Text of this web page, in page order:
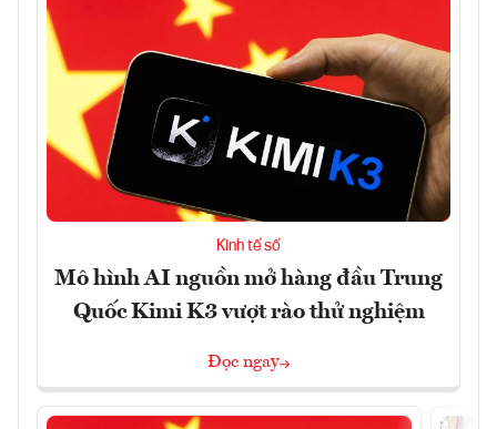
Kinh tế số
Mô hình AI nguồn mở hàng đầu Trung
Quốc Kimi K3 vượt rào thử nghiệm
Đọc ngay